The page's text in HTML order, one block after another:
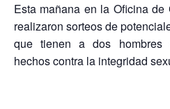
Esta mañana en la Oficina
realizaron sorteos de
que tienen a dos hombres
hechos contra la integridad